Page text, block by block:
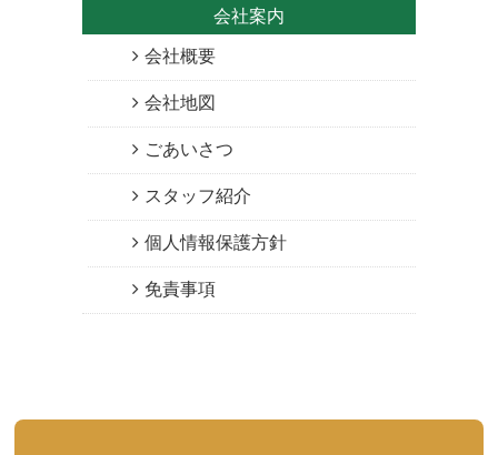
会社案内
会社概要
会社地図
ごあいさつ
スタッフ紹介
個人情報保護方針
免責事項